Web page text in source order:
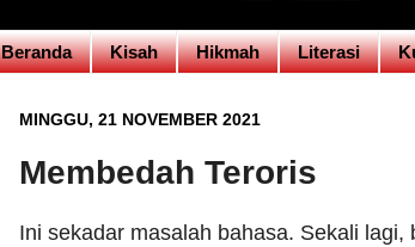
Beranda Kisah Hikmah Literasi
MINGGU, 21 NOVEMBER 2021
Membedah Teroris
Ini sekadar masalah bahasa. Sekali lagi,